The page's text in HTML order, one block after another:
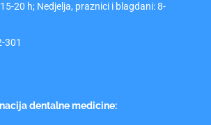
20 h; Nedjelja, praznici i blagdani: 8-
301
dentalne medicine: